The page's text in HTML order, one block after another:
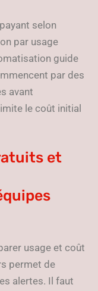
selon
par usage
guide
par des
avant
le coût initial
et
usage et coût
permet de
alertes. Il faut